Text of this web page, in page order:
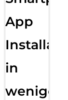
App
in
wenigen